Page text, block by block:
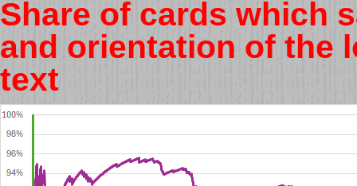
Share of cards which
and orientation of the
text